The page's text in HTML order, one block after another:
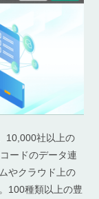
10,000社以上の
ードのデータ連
やクラウド上の
100種類以上の豊